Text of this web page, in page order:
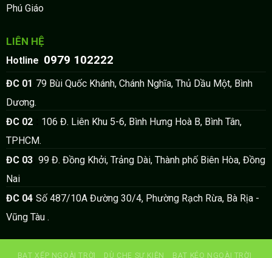
Phú Giáo
LIÊN HỆ
Hotline 0979 102222
ĐC 01 79 Bùi Quốc Khánh, Chánh Nghĩa, Thủ Dầu Một, Bình
Dương.
ĐC 02:
106 Đ. Liên Khu 5-6, Bình Hưng Hoà B, Bình Tân,
TPHCM.
ĐC 03: 99 Đ. Đồng Khởi, Trảng Dài, Thành phố Biên Hòa, Đồng
Nai
ĐC 04: Số 487/10A Đường 30/4, Phường Rạch Rừa, Bà Rịa -
Vũng Tàu .
BẠT XẾP NGOÀI TRỜI DÙ CHE SỰ KIỆN BẠT KÉO NGOÀI TRỜI